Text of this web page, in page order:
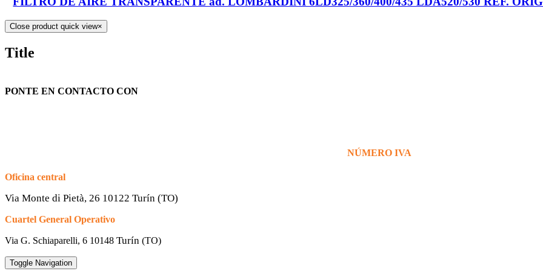
Close product quick view×
Title
PONTE EN CONTACTO CON
NÚMERO IVA
Oficina central
Via Monte di Pietà, 26 10122 Turín (TO)
Cuartel General Operativo
Via G. Schiaparelli, 6 10148 Turín (TO)
Toggle Navigation